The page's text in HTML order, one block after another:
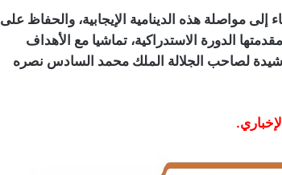
إلى مواصلة هذه الدينامية الإيجابية، والحفاظ على
الدورة الاستدراكية، تماشيا مع الأهداف
لصاحب الجلالة الملك محمد ا لسادس نصره